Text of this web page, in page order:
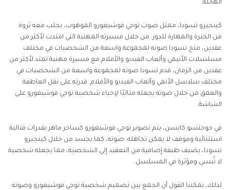
الهائلة.
كينجيرو تسودا، ممثل صوت توجي فوشيغورو الموهوب، يجلب معه ثروة
من الخبرة والمهارة للدور. من خلال مسيرته المهنية التي امتدت لأكثر من
عقدين، منح تسودا صوته لمجموعة واسعة من الشخصيات في مختلف
مسلسلات الأنيمي وألعاب الفيديو والأفلام.مع مسيرة مهنية تمتد لأكثر من
عقدين من الزمان، قدم تسودا صوته لمجموعة واسعة من الشخصيات في
مختلف سلاسل الأنمي وألعاب الفيديو والأفلام. قدرته على نقل العاطفة
والعمق من خلال صوته يجعله مثاليًا لإحياء شخصية توجي فوشيغورو على
الشاشة.
في جوجتسو كايسن، يتم تصوير توجي فوشيغورو كساحر ماهر بقدرات قتالية
استثنائية وموقف لا يمكن تجاهله. صوته، كما يجسد من خلال كينجيرو
تسودا، يضيف طبقة إضافية من التعقيد إلى الشخصية، مما يجعله شخصية
لا تُنسى ومؤثرة في المسلسل.
لذلك، يمكننا القول أن الجمع بين تصميم شخصية توجي فوشيغورو وصوته